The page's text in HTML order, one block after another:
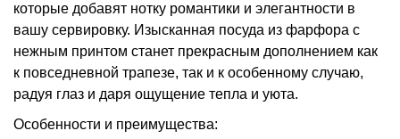
которые добавят нотку романтики и элегантности в
вашу сервировку. Изысканная посуда из фарфора с
нежным принтом станет прекрасным дополнением как
к повседневной трапезе, так и к особенному случаю,
радуя глаз и даря ощущение тепла и уюта.
Особенности и преимущества: